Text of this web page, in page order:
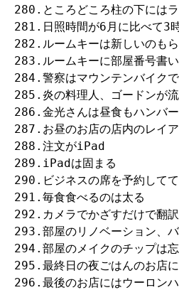
280.ところどころ柱の下には
281.日照時間が6月に比べて3
282.ルームキーは新しいのも
283.ルームキーに部屋番号書
284.警察はマウンテンバイク
285.炎の料理人、ゴードンが
286.金光さんは昼食もハンバ
287.お昼のお店の店内のレイ
288.注文がiPad
289.iPadは固まる
290.ビジネスの席を予約して
291.毎食食べるのは太る
292.カメラでかざすだけで翻
293.部屋のリノベーション、
294.部屋のメイクのチップは
295.最終日の夜ごはんのお店
296.最後のお店にはウーロンハ